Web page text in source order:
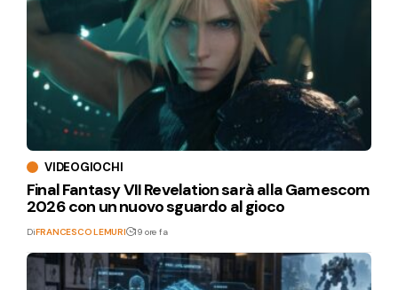
VIDEOGIOCHI
Final Fantasy VII Revelation sarà alla Gamescom
2026 con un nuovo sguardo al gioco
DiFRANCESCO LEMURI 19 ore fa